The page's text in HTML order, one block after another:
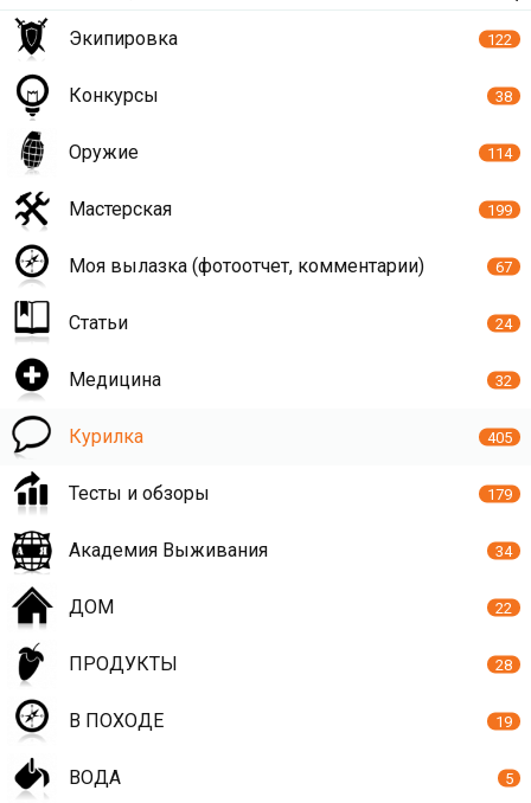
Экипировка 122
Конкурсы 38
Оружие 114
Мастерская 199
Моя вылазка (фотоотчет, комментарии) 67
Статьи 24
Медицина 32
Курилка 405
Тесты и обзоры 179
Академия Выживания 34
ДОМ 22
ПРОДУКТЫ 28
В ПОХОДЕ 19
ВОДА 5